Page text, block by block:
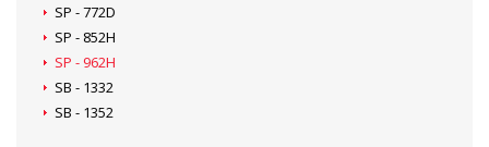
SP - 772D
SP - 852H
SP - 962H
SB - 1332
SB - 1352